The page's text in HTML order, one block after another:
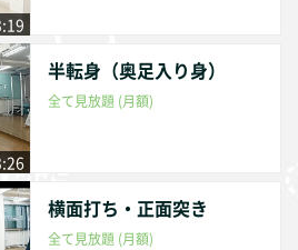
Short stick martial art black
instructor. In addition, du
he obtained many Aikido instr
The famous comedian “Banana
“Sakakibara Ikue”, the actor “Yuj
and the TV personality “Haru
Press. Has hosted the "Full Co
23 times by now (2019) and s
半転身（奥足入り身）
全て見放題 (月額)
横面打ち・正面突き
全て見放題 (月額)